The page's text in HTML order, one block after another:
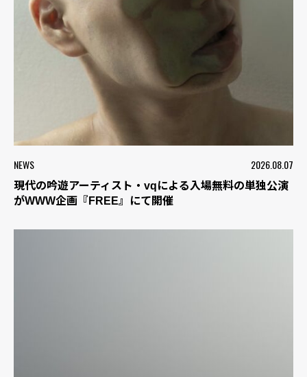
NEWS 2026.08.07
現代の吟遊アーティスト・vqによる入場無料の単独公演
がWWW企画『FREE』にて開催